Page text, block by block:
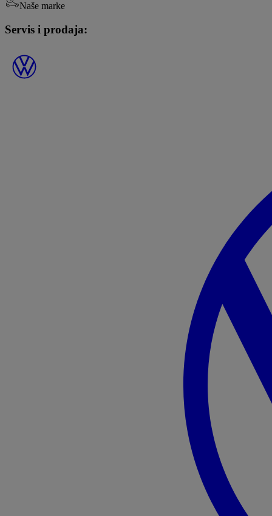
Naše marke
Servis i prodaja: